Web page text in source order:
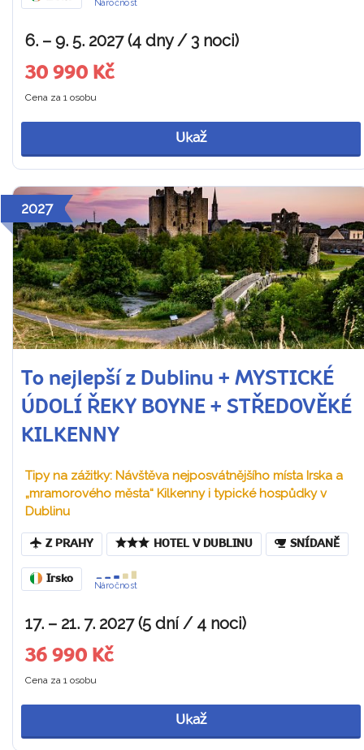
Náročnost
6. – 9. 5. 2027 (4 dny / 3 noci)
30 990 Kč
Cena za 1 osobu
Ukaž
2027
To nejlepší z Dublinu + MYSTICKÉ
ÚDOLÍ ŘEKY BOYNE + STŘEDOVĚKÉ
KILKENNY
Tipy na zážitky: Návštěva nejposvátnějšího místa Irska a
„mramorového města“ Kilkenny i typické hospůdky v
Dublinu
Z PRAHY HOTEL V DUBLINU SNÍDANĚ
Irsko
Náročnost
17. – 21. 7. 2027 (5 dní / 4 noci)
36 990 Kč
Cena za 1 osobu
Ukaž